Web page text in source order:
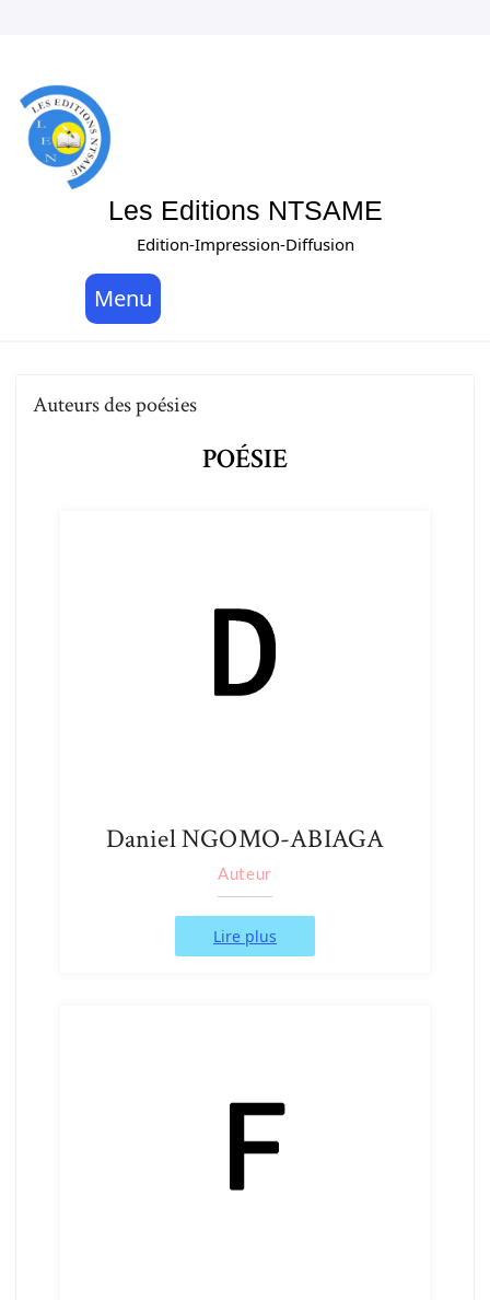
Les Editions NTSAME
Edition-Impression-Diffusion
Menu
Auteurs des poésies
POÉSIE
Daniel NGOMO-ABIAGA
Auteur
Lire plus